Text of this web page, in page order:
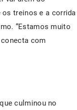
os treinos e a corrida
“Estamos muito
com
culminou no